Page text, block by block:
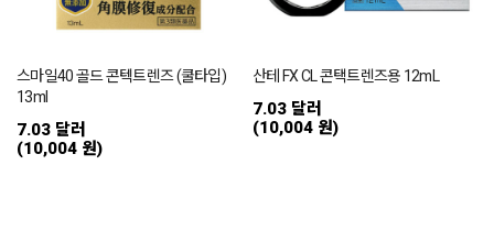
스마일40 골드 콘텍트렌즈 (쿨타입)
13ml
7.03 달러
(10,004 원)
산테 FX CL 콘택트렌즈용 12mL
7.03 달러
(10,004 원)